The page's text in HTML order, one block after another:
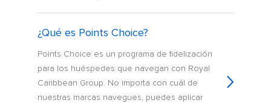
¿Qué es Points Choice?
Points Choice es un programa de fidelización
para los huéspedes que navegan con Royal
Caribbean Group. No importa con cuál de
nuestras marcas navegues, puedes aplicar